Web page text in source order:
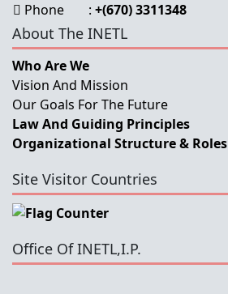
Phone
: +(670) 3311348
About The INETL
Who Are We
Vision And Mission
Our Goals For The Future
Law And Guiding Principles
Organizational Structure & Roles
Site Visitor Countries
Office Of INETL,I.P.